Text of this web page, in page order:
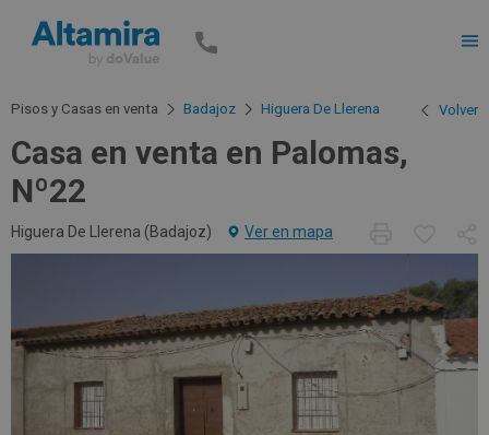
Pisos y Casas en venta Badajoz Higuera De Llerena Volver
Casa en venta en Palomas,
Nº22
Higuera De Llerena (Badajoz) Ver en mapa